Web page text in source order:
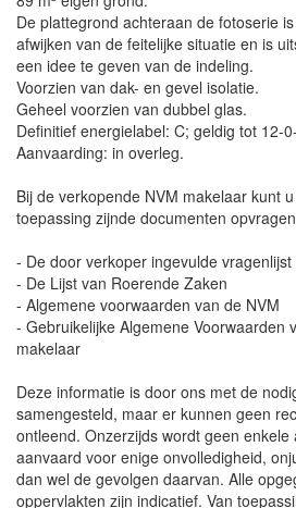
De plattegrond achteraan de fotoserie
afwijken van de feitelijke situatie en is
een idee te geven van de indeling.
Voorzien van dak- en gevel isolatie.
Geheel voorzien van dubbel glas.
Definitief energielabel: C; geldig tot 12-
Aanvaarding: in overleg.
Bij de verkopende NVM makelaar kunt
toepassing zijnde documenten
- De door verkoper ingevulde vragenlijst
- De Lijst van Roerende Zaken
- Algemene voorwaarden van de NVM
- Gebruikelijke Algemene Voorwaarden
makelaar
Deze informatie is door ons met de
samengesteld, maar er kunnen geen
ontleend. Onzerzijds wordt geen enkele
aanvaard voor enige onvolledigheid,
dan wel de gevolgen daarvan. Alle
oppervlakten zijn indicatief. Van